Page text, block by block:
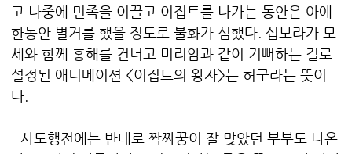
고 나중에 민족을 이끌고 이집트를 나가는 동안은 아예
한동안 별거를 했을 정도로 불화가 심했다. 십보라가 모
세와 함께 홍해를 건너고 미리암과 같이 기뻐하는 걸로
설정된 애니메이션 <이집트의 왕자>는 허구라는 뜻이
다.
- 사도행전에는 반대로 짝짜꿍이 잘 맞았던 부부도 나온